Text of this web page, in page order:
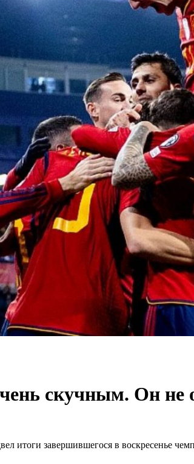
скучным. Он
итоги завершившегося в воскресенье